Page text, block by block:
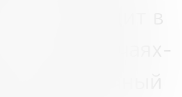
приходит в
таких случаях-
ошибочный